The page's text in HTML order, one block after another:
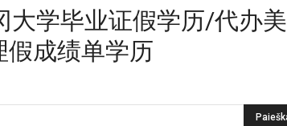
大学毕业证假学历/代办美
假成绩单学历